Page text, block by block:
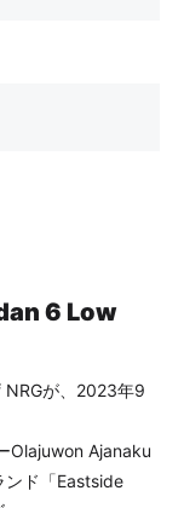
6 Low
NRGが、2023年9
Olajuwon Ajanaku
ンド「Eastside